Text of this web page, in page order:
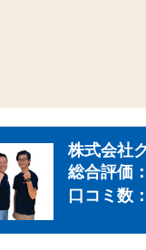
株式会社
総合評価：
口コミ数